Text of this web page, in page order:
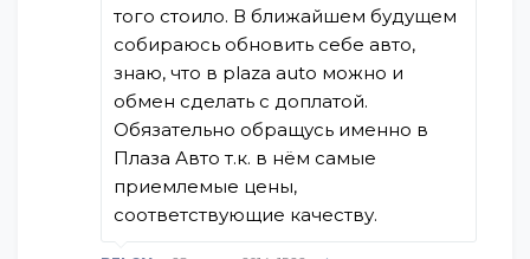
того стоило. В ближайшем будущем
собираюсь обновить себе авто,
знаю, что в plaza auto можно и
обмен сделать с доплатой.
Обязательно обращусь именно в
Плаза Авто т.к. в нём самые
приемлемые цены,
соответствующие качеству.